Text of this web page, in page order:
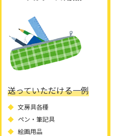
送っていただける一例
文房具各種
ペン・筆記具
絵画用品